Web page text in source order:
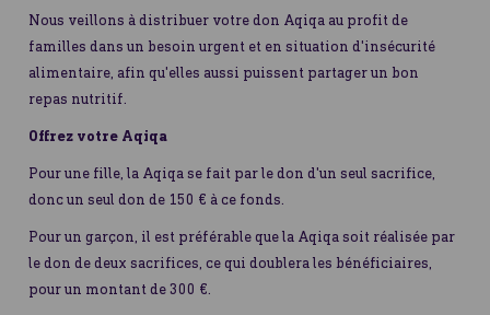
Nous veillons à distribuer votre don Aqiqa au profit de
familles dans un besoin urgent et en situation d'insécurité
alimentaire, afin qu'elles aussi puissent partager un bon
repas nutritif.
Offrez votre Aqiqa
Pour une fille, la Aqiqa se fait par le don d'un seul sacrifice,
donc un seul don de 150 € à ce fonds.
Pour un garçon, il est préférable que la Aqiqa soit réalisée par
le don de deux sacrifices, ce qui doublera les bénéficiaires,
pour un montant de 300 €.